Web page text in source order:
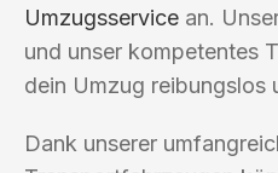
Umzugsservice an.
und unser kompetentes
dein Umzug reibungslos
Dank unserer